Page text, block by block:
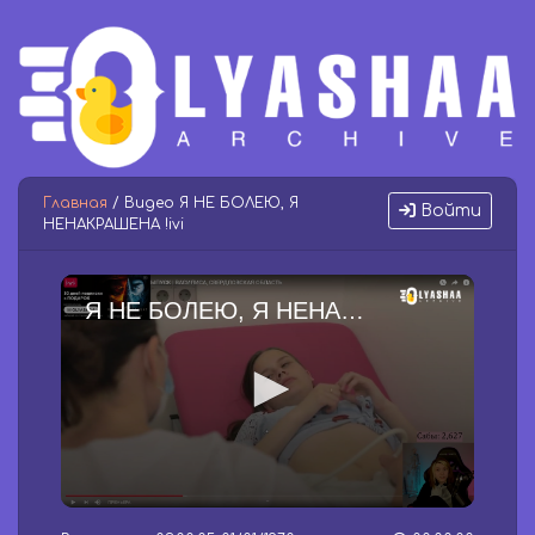
Войти
Главная / Видео Я НЕ БОЛЕЮ, Я
НЕНАКРАШЕНА !ivi
Я НЕ БОЛЕЮ, Я НЕНАКРАШЕНА !ivi